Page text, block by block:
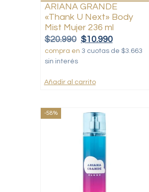
ARIANA GRANDE
«Thank U Next» Body
Mist Mujer 236 ml
$20.990 $10.990
compra en 3 cuotas de $3.663
sin interés
Añadir al carrito
-58%